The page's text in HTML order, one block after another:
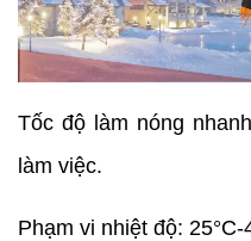
Tốc độ làm nóng
làm việc.
Phạm vi nhiệt độ: 25°C-